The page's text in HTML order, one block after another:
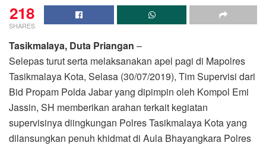
218
SHARES
Tasikmalaya, Duta Priangan –
Selepas turut serta melaksanakan apel pagi di Mapolres
Tasikmalaya Kota, Selasa (30/07/2019), Tim Supervisi dari
Bid Propam Polda Jabar yang dipimpin oleh Kompol Emi
Jassin, SH memberikan arahan terkait kegiatan
supervisinya diingkungan Polres Tasikmalaya Kota yang
dilansungkan penuh khidmat di Aula Bhayangkara Polres